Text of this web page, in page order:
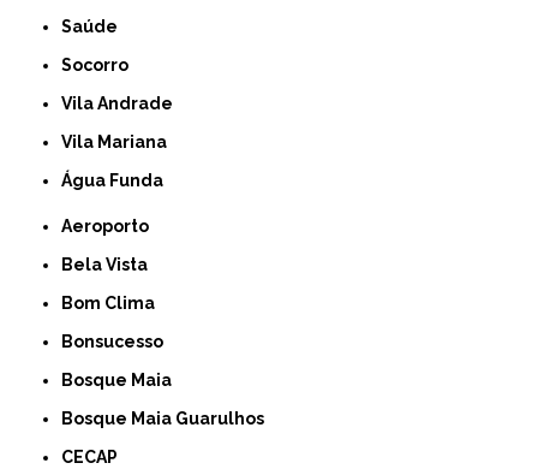
Saúde
Socorro
Vila Andrade
Vila Mariana
Água Funda
Aeroporto
Bela Vista
Bom Clima
Bonsucesso
Bosque Maia
Bosque Maia Guarulhos
CECAP